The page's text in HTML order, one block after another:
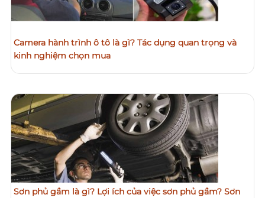
Camera hành trình ô tô là gì? Tác dụng quan trọng và
kinh nghiệm chọn mua
Sơn phủ gầm là gì? Lợi ích của việc sơn phủ gầm? Sơn